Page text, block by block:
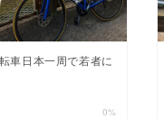
車日本一周で若者に
0%